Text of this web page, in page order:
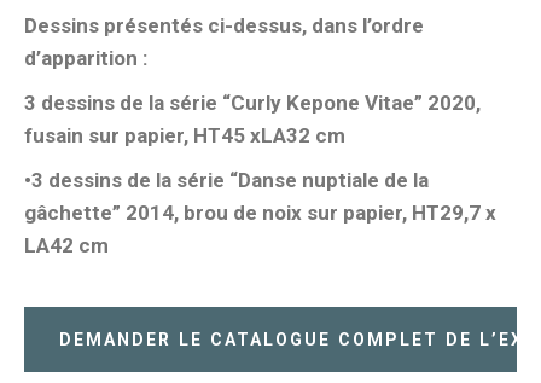
Dessins présentés ci-dessus, dans l’ordre
d’apparition :
3 dessins de la série “Curly Kepone Vitae” 2020,
fusain sur papier, HT45 xLA32 cm
•3 dessins de la série “Danse nuptiale de la
gâchette” 2014, brou de noix sur papier, HT29,7 x
LA42 cm
DEMANDER LE CATALOGUE COMPLET DE